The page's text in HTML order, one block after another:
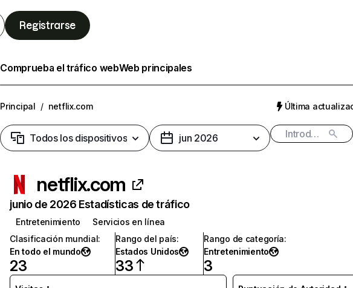
Registrarse
Comprueba el tráfico webWeb principales
Principal / netflix.com Última
Todos los dispositivos jun 2026
netflix.com
junio de 2026 Estadísticas de tráfico
Entretenimiento
Servicios en línea
Clasificación mundial:
En todo el mundo
23
Rango del país:
Estados Unidos
33
Rango de categoría:
Entretenimiento
3